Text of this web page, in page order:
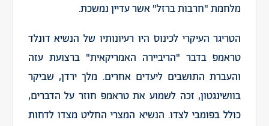
מלחמת "חרבות ברזל" אשר עדיין נמשכת.
הטריגר העיקרי לכינוס היו רעיונותיו של הנשיא דונלד
טראמפ בדבר "הריביירה האמריקאית" ברצועת עזה
והעברת התושבים ליעדים אחרים. מלך ירדן, שביקר
בוושינגטון, זכה לשמוע את טראמפ חוזר על הדברים,
כולל בפומבי לצדו. הנשיא המצרי החליט מצדו לדחות